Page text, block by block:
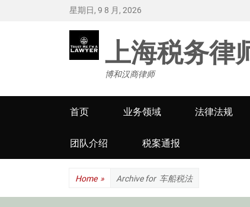
星期日, 9 8 月, 2026
上海税务律
博和汉商律师
Primary
menu
首页 业务领域 法律法规
团队介绍 税案通报
Home » Archive for 车船税法